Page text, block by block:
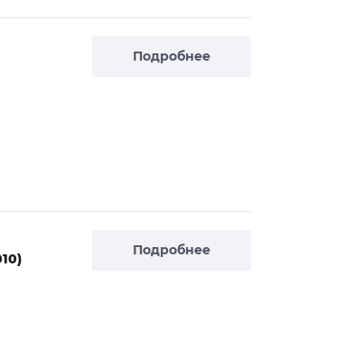
Подробнее
Подробнее